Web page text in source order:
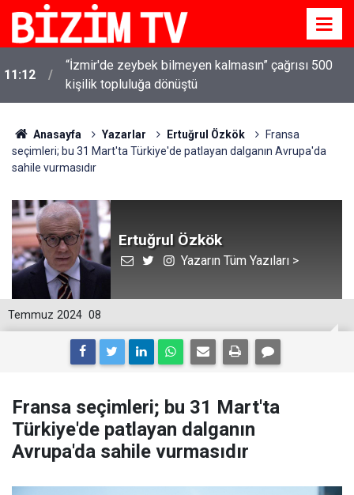
11:12
“İzmir'de zeybek bilmeyen kalmasın” çağrısı 500
kişilik topluluğa dönüştü
Anasayfa Yazarlar Ertuğrul Özkök
Fransa
seçimleri; bu 31 Mart'ta Türkiye'de patlayan dalganın Avrupa'da
sahile vurmasıdır
Ertuğrul Özkök
Yazarın Tüm Yazıları >
08
Temmuz 2024
Fransa seçimleri; bu 31 Mart'ta
Türkiye'de patlayan dalganın
Avrupa'da sahile vurmasıdır